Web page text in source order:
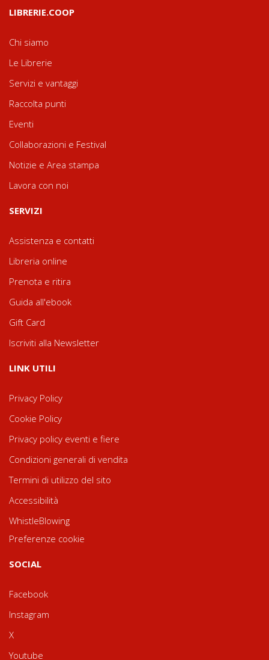
LIBRERIE.COOP
Chi siamo
Le Librerie
Servizi e vantaggi
Raccolta punti
Eventi
Collaborazioni e Festival
Notizie e Area stampa
Lavora con noi
SERVIZI
Assistenza e contatti
Libreria online
Prenota e ritira
Guida all'ebook
Gift Card
Iscriviti alla Newsletter
LINK UTILI
Privacy Policy
Cookie Policy
Privacy policy eventi e fiere
Condizioni generali di vendita
Termini di utilizzo del sito
Accessibilità
WhistleBlowing
Preferenze cookie
SOCIAL
Facebook
Instagram
X
Youtube